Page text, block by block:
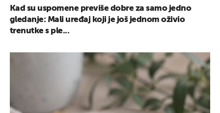
Kad su uspomene previše dobre za samo jedno
gledanje: Mali uređaj koji je još jednom oživio
trenutke s ple...